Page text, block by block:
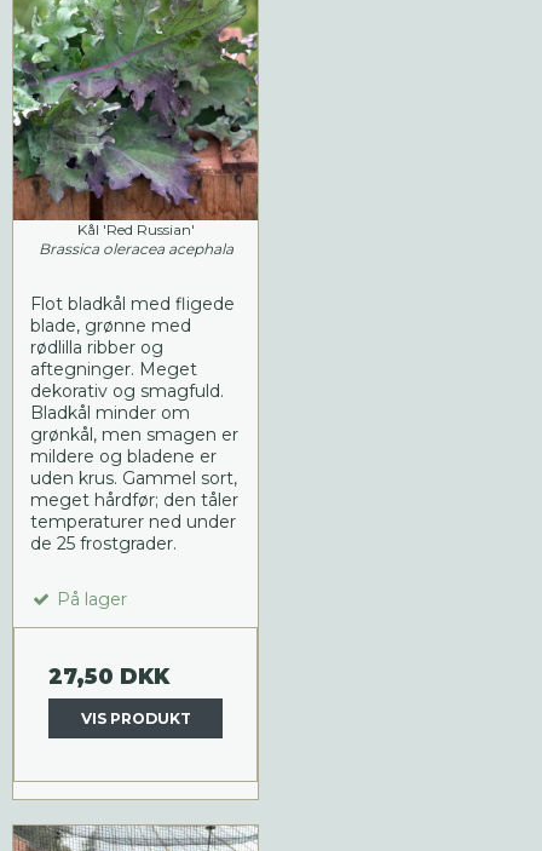
Kål 'Red Russian'
Brassica oleracea acephala
Flot bladkål med fligede
blade, grønne med
rødlilla ribber og
aftegninger. Meget
dekorativ og smagfuld.
Bladkål minder om
grønkål, men smagen er
mildere og bladene er
uden krus. Gammel sort,
meget hårdfør; den tåler
temperaturer ned under
de 25 frostgrader.
På lager
27,50 DKK
VIS PRODUKT